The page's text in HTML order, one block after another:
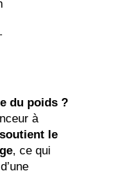
du poids ?
à
soutient le
, ce qui